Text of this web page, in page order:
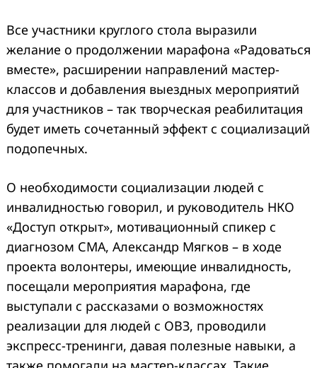
Все участники круглого стола выразили
желание о продолжении марафона «Радоваться
вместе», расширении направлений мастер-
классов и добавления выездных мероприятий
для участников – так творческая реабилитация
будет иметь сочетанный эффект с социализаций
подопечных.
О необходимости социализации людей с
инвалидностью говорил, и руководитель НКО
«Доступ открыт», мотивационный спикер с
диагнозом СМА, Александр Мягков – в ходе
проекта волонтеры, имеющие инвалидность,
посещали мероприятия марафона, где
выступали с рассказами о возможностях
реализации для людей с ОВЗ, проводили
экспресс-тренинги, давая полезные навыки, а